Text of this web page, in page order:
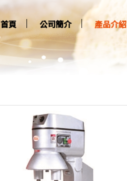
首頁 公司簡介 產品介紹